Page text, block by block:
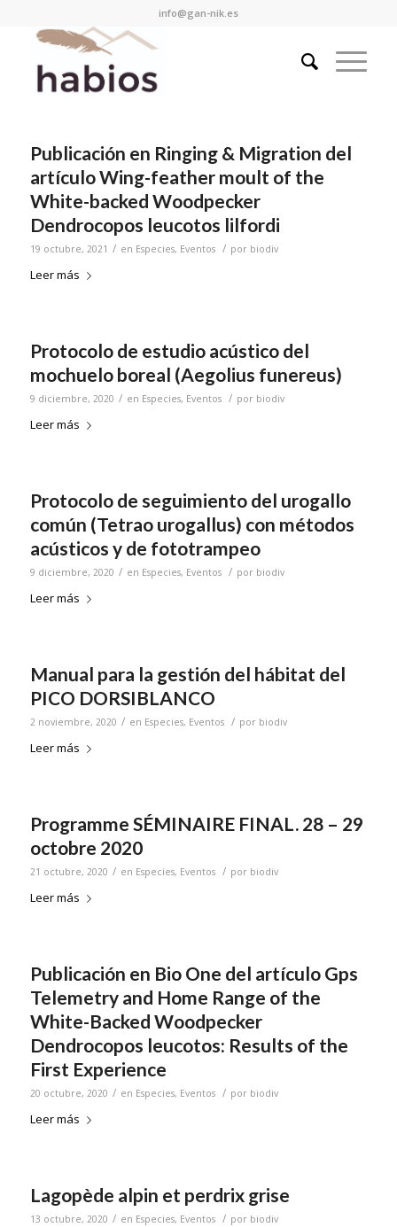
info@gan-nik.es
Publicación en Ringing & Migration del
artículo Wing-feather moult of the
White-backed Woodpecker
Dendrocopos leucotos lilfordi
19 octubre, 2021 / en Especies, Eventos / por biodiv
Leer más
Protocolo de estudio acústico del
mochuelo boreal (Aegolius funereus)
9 diciembre, 2020 / en Especies, Eventos / por biodiv
Leer más
Protocolo de seguimiento del urogallo
común (Tetrao urogallus) con métodos
acústicos y de fototrampeo
9 diciembre, 2020 / en Especies, Eventos / por biodiv
Leer más
Manual para la gestión del hábitat del
PICO DORSIBLANCO
2 noviembre, 2020 / en Especies, Eventos / por biodiv
Leer más
Programme SÉMINAIRE FINAL. 28 – 29
octobre 2020
21 octubre, 2020 / en Especies, Eventos / por biodiv
Leer más
Publicación en Bio One del artículo Gps
Telemetry and Home Range of the
White-Backed Woodpecker
Dendrocopos leucotos: Results of the
First Experience
20 octubre, 2020 / en Especies, Eventos / por biodiv
Leer más
Lagopède alpin et perdrix grise
13 octubre, 2020 / en Especies, Eventos / por biodiv